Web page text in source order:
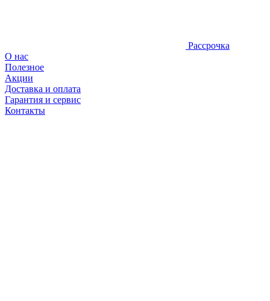
Рассрочка
О нас
Полезное
Акции
Доставка и оплата
Гарантия и сервис
Контакты